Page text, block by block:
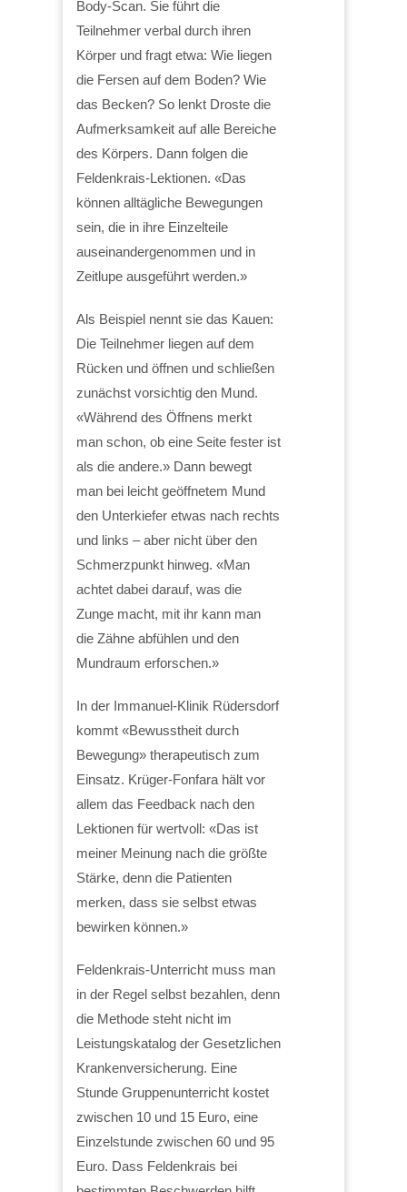
Body-Scan. Sie führt die
Teilnehmer verbal durch ihren
Körper und fragt etwa: Wie liegen
die Fersen auf dem Boden? Wie
das Becken? So lenkt Droste die
Aufmerksamkeit auf alle Bereiche
des Körpers. Dann folgen die
Feldenkrais-Lektionen. «Das
können alltägliche Bewegungen
sein, die in ihre Einzelteile
auseinandergenommen und in
Zeitlupe ausgeführt werden.»
Als Beispiel nennt sie das Kauen:
Die Teilnehmer liegen auf dem
Rücken und öffnen und schließen
zunächst vorsichtig den Mund.
«Während des Öffnens merkt
man schon, ob eine Seite fester ist
als die andere.» Dann bewegt
man bei leicht geöffnetem Mund
den Unterkiefer etwas nach rechts
und links – aber nicht über den
Schmerzpunkt hinweg. «Man
achtet dabei darauf, was die
Zunge macht, mit ihr kann man
die Zähne abfühlen und den
Mundraum erforschen.»
In der Immanuel-Klinik Rüdersdorf
kommt «Bewusstheit durch
Bewegung» therapeutisch zum
Einsatz. Krüger-Fonfara hält vor
allem das Feedback nach den
Lektionen für wertvoll: «Das ist
meiner Meinung nach die größte
Stärke, denn die Patienten
merken, dass sie selbst etwas
bewirken können.»
Feldenkrais-Unterricht muss man
in der Regel selbst bezahlen, denn
die Methode steht nicht im
Leistungskatalog der Gesetzlichen
Krankenversicherung. Eine
Stunde Gruppenunterricht kostet
zwischen 10 und 15 Euro, eine
Einzelstunde zwischen 60 und 95
Euro. Dass Feldenkrais bei